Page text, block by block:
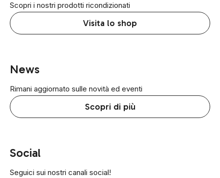
Scopri i nostri prodotti ricondizionati
Visita lo shop
News
Rimani aggiornato sulle novità ed eventi
Scopri di più
Social
Seguici sui nostri canali social!